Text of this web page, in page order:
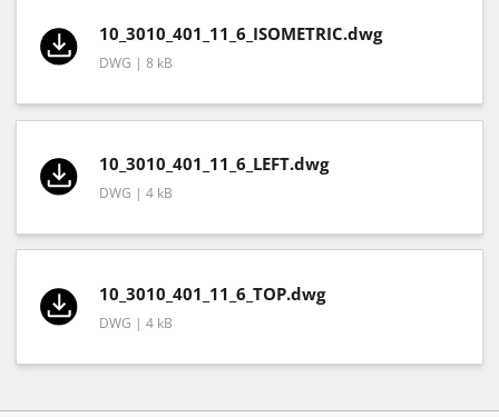
10_3010_401_11_6_ISOMETRIC.dwg
DWG | 8 kB
10_3010_401_11_6_LEFT.dwg
DWG | 4 kB
10_3010_401_11_6_TOP.dwg
DWG | 4 kB